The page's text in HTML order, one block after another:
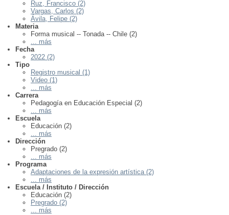
Ruz, Francisco (2)
Vargas, Carlos (2)
Ávila, Felipe (2)
Materia
Forma musical -- Tonada -- Chile (2)
... más
Fecha
2022 (2)
Tipo
Registro musical (1)
Video (1)
... más
Carrera
Pedagogía en Educación Especial (2)
... más
Escuela
Educación (2)
... más
Dirección
Pregrado (2)
... más
Programa
Adaptaciones de la expresión artística (2)
... más
Escuela / Instituto / Dirección
Educación (2)
Pregrado (2)
... más